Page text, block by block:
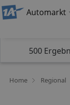
Automarkt
500
Home Regional